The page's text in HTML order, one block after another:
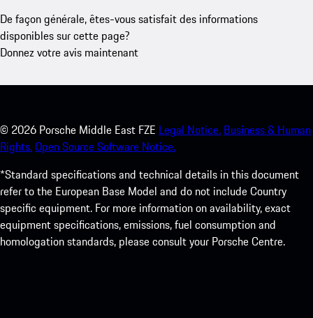
De façon générale, êtes-vous satisfait des informations
disponibles sur cette page?
Donnez votre avis maintenant
© 2026 Porsche Middle East FZE Legal Notice. Business & Human
Rights.Open Source Software Notice.
*Standard specifications and technical details in this document
refer to the European Base Model and do not include Country
specific equipment. For more information on availability, exact
equipment specifications, emissions, fuel consumption and
homologation standards, please consult your Porsche Centre.